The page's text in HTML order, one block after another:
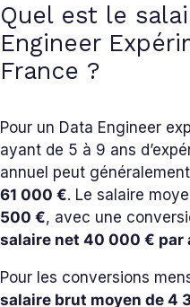
Quel est le
Engineer
France ?
Pour un Data Engineer
ayant de 5 à 9 ans
annuel peut
61 000 €. Le salaire
500 €, avec une
salaire net 40 000 € par
Pour les conversions
salaire brut moyen de 4